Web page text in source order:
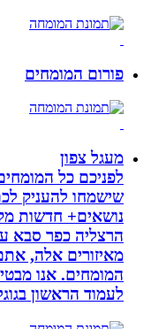
פורום המומחים
מעגל צפון
לפניכם כל המומחים
שישמחו להעניק לכם
נושאים+ חדשות
הרצליה כפר סבא עד קו
מאיזורים אלה, אתם
המומחים. אנו מבטיחים
לעמוד הראשון בגוגל.